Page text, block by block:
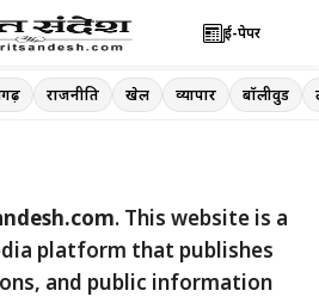
ई-पेपर
राजनीति खेल व्यापार बॉलीवुड
. This website is a
platform that publishes
and public information